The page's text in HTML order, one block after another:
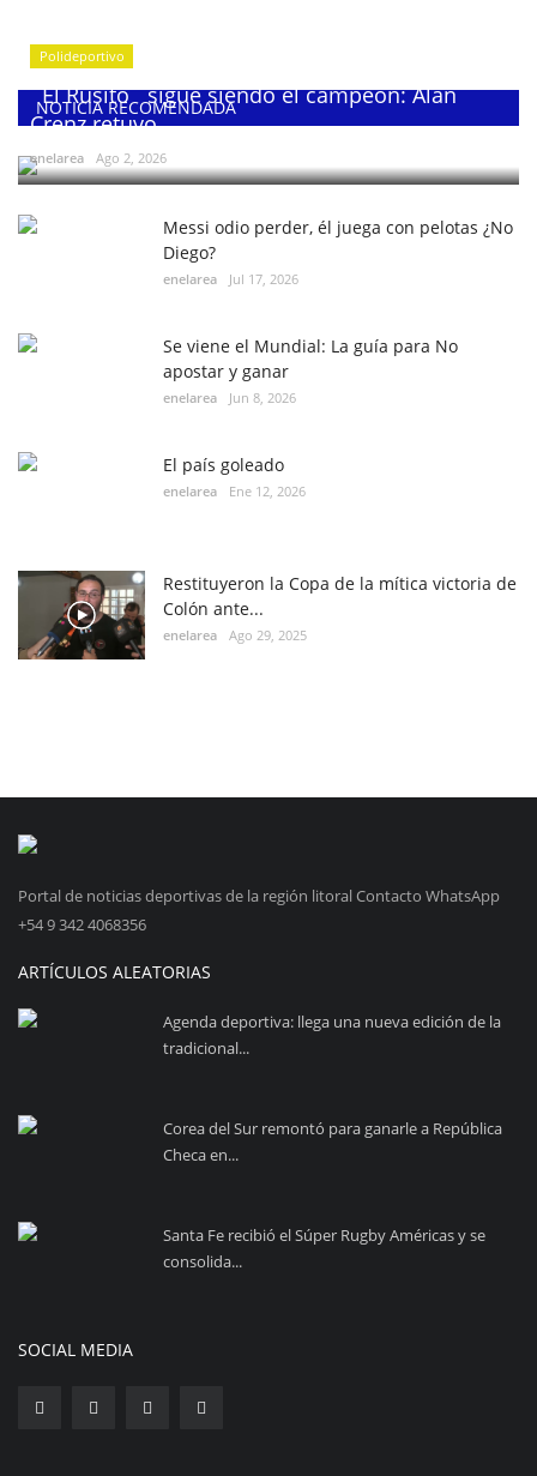
NOTICIA RECOMENDADA
Polideportivo
¨El Rusito¨ sigue siendo el campeón: Alan
Crenz retuvo...
enelarea Ago 2, 2026
Messi odio perder, él juega con pelotas ¿No
Diego?
enelarea Jul 17, 2026
Se viene el Mundial: La guía para No
apostar y ganar
enelarea Jun 8, 2026
El país goleado
enelarea Ene 12, 2026
Restituyeron la Copa de la mítica victoria de
Colón ante...
enelarea Ago 29, 2025
Portal de noticias deportivas de la región litoral Contacto WhatsApp
+54 9 342 4068356
ARTÍCULOS ALEATORIAS
Agenda deportiva: llega una nueva edición de la
tradicional...
Corea del Sur remontó para ganarle a República
Checa en...
Santa Fe recibió el Súper Rugby Américas y se
consolida...
SOCIAL MEDIA